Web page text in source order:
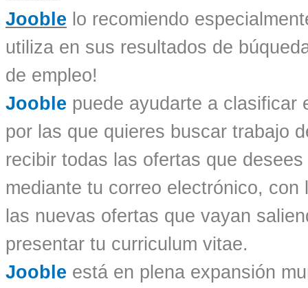
Jooble lo recomiendo
utiliza en sus resultados de
de empleo!
Jooble puede ayudarte a clasificar
por las que quieres buscar trabajo
recibir todas las ofertas que
mediante tu correo electrónico,
las nuevas ofertas que vayan
presentar tu curriculum vitae.
Jooble está en plena expansión